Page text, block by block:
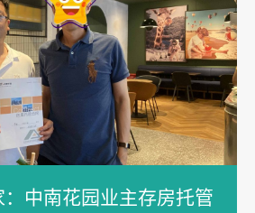
中南花园业主存房托管